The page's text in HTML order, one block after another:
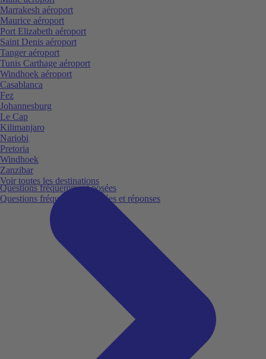
Questions fréquemment posées
Questions fréquemment posées et réponses
Marrakesh aéroport
Maurice aéroport
Port Elizabeth aéroport
Saint Denis aéroport
Tanger aéroport
Tunis Carthage aéroport
Windhoek aéroport
Casablanca
Fez
Johannesburg
Le Cap
Kilimanjaro
Nariobi
Pretoria
Windhoek
Zanzibar
Voir toutes les destinations